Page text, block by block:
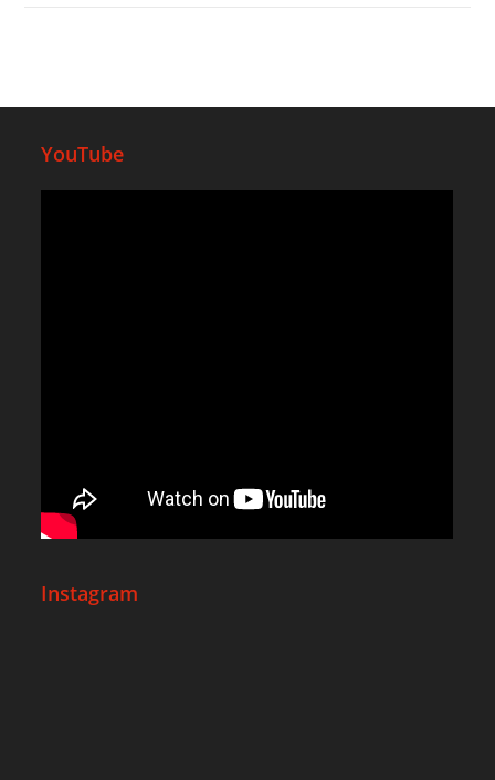
YouTube
Instagram